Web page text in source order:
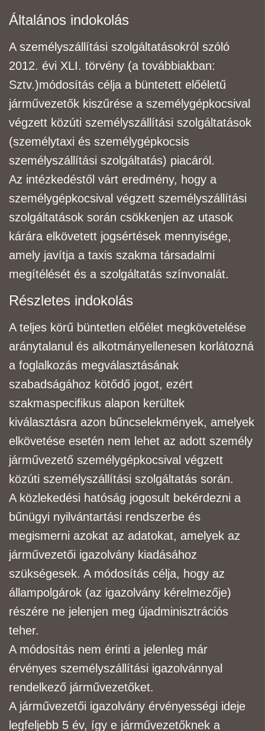
Általános indokolás
A személyszállítási szolgáltatásokról szóló
2012. évi XLI. törvény (a továbbiakban:
Sztv.)módosítás célja a büntetett előéletű
járművezetők kiszűrése a személygépkocsival
végzett közúti személyszállítási szolgáltatások
(személytaxi és személygépkocsis
személyszállítási szolgáltatás) piacáról.
Az intézkedéstől várt eredmény, hogy a
személygépkocsival végzett személyszállítási
szolgáltatások során csökkenjen az utasok
kárára elkövetett jogsértések mennyisége,
amely javítja a taxis szakma társadalmi
megítélését és a szolgáltatás színvonalát.
Részletes indokolás
A teljes körű büntetlen előélet megkövetelése
aránytalanul és alkotmányellenesen korlátozná
a foglalkozás megválasztásának
szabadságához kötődő jogot, ezért
szakmaspecifikus alapon kerültek
kiválasztásra azon bűncselekmények, amelyek
elkövetése esetén nem lehet az adott személy
járművezető személygépkocsival végzett
közúti személyszállítási szolgáltatás során.
A közlekedési hatóság jogosult bekérdezni a
bűnügyi nyilvántartási rendszerbe és
megismerni azokat az adatokat, amelyek az
járművezetői igazolvány kiadásához
szükségesek. A módosítás célja, hogy az
állampolgárok (az igazolvány kérelmezője)
részére ne jelenjen meg újadminisztrációs
teher.
A módosítás nem érinti a jelenleg már
érvényes személyszállítási igazolvánnyal
rendelkező járművezetőket.
A járművezetői igazolvány érvényességi ideje
legfeljebb 5 év, így e járművezetőknek a